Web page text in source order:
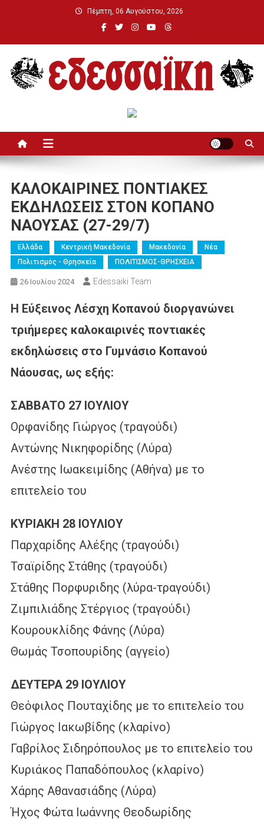
Πέμπτη, 06 Αυγούστου, 2026
ΚΑΛΟΚΑΙΡΙΝΕΣ ΠΟΝΤΙΑΚΕΣ
ΕΚΔΗΛΩΣΕΙΣ ΣΤΟΝ ΚΟΠΑΝΟ
ΝΑΟΥΣΑΣ (27-29/7)
Ελλάδα Κεντρική Μακεδονία Μακεδονία
Νέα
Πολιτισμός - Θρησκεία
ΠΟΛΙΤΙΣΜΟΣ-ΘΡΗΣΚΕΙΑ
26 Ιουλίου 2024 Edessaiki Team
Η Εύξεινος Λέσχη Κοπανού διοργανώνει
τριήμερες καλοκαιρινές ποντιακές
εκδηλώσεις στο Γυμνάσιο Κοπανού
Νάουσας, ως εξής:
ΣΑΒΒΑΤΟ 27 ΙΟΥΛΙΟΥ
Ορφανίδης Γιώργος (τραγούδι)
Αντώνης Νικηφορίδης (Λύρα)
Ανέστης Ιωακειμίδης (Αθήνα) με το
επιτελείο του
ΚΥΡΙΑΚΗ 28 ΙΟΥΛΙΟΥ
Παρχαρίδης Αλέξης (τραγούδι)
Τσαϊρίδης Στάθης (τραγούδι)
Στάθης Πορφυριδης (λύρα-τραγούδι)
Ζιμπιλιάδης Στέργιος (τραγούδι)
Κουρουκλίδης Φάνης (Λύρα)
Θωμάς Τσοπουρίδης (αγγείο)
ΔΕΥΤΕΡΑ 29 ΙΟΥΛΙΟΥ
Θεόφιλος Πουταχίδης με το επιτελείο του
Γιώργος Ιακωβίδης (κλαρίνο)
Γαβρίλος Σιδηρόπουλος με το επιτελείο του
Κυριάκος Παπαδόπουλος (κλαρίνο)
Χάρης Αθανασιάδης (Λύρα)
Ήχος Φώτα Ιωάννης Θεοδωρίδης